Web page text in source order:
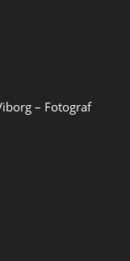
– Fotograf